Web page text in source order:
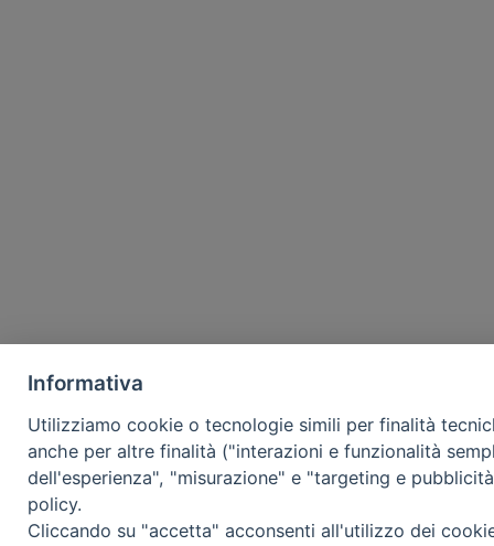
Informativa
Utilizziamo cookie o tecnologie simili per finalità
anche per altre finalità ("interazioni e funzionalità
dell'esperienza", "misurazione" e "targeting e
policy.
Cliccando su "accetta" acconsenti all'utilizzo dei